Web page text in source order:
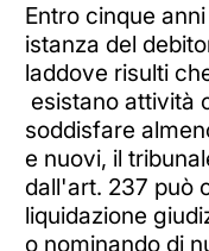
Entro cinque
istanza del
laddove risulti
esistano attività
soddisfare
e nuovi, il
dall'art. 237 può
liquidazione
o nominando di